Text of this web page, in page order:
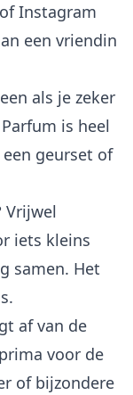
Instagram
een vriendin
als je zeker
is heel
geurset of
Vrijwel
iets kleins
samen. Het
af van de
voor de
of bijzondere